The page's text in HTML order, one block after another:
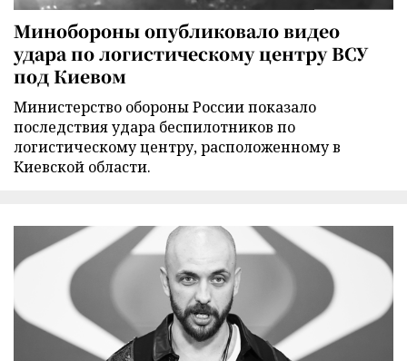
Минобороны опубликовало видео
удара по логистическому центру ВСУ
под Киевом
Министерство обороны России показало
последствия удара беспилотников по
логистическому центру, расположенному в
Киевской области.